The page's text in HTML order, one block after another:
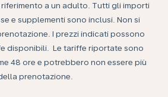
a un adulto. Tutti gli importi
e supplementi sono inclusi. Non si
I prezzi indicati possono
disponibili. Le tariffe riportate sono
48 ore e potrebbero non essere più
prenotazione.